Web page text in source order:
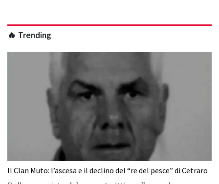
🔥 Trending
Il Clan Muto: l’ascesa e il declino del “re del pesce” di Cetraro